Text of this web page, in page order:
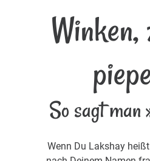
Winken,
So sagt man
Wenn Du Lakshay